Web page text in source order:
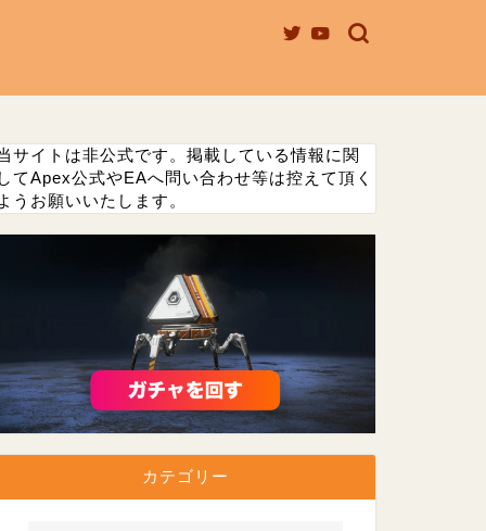
サイトは非公式です。掲載している情報に関
してApex公式やEAへ問い合わせ等は控えて頂く
うお願いいたします。
カテゴリー